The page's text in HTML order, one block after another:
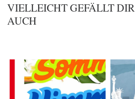
VIELLEICHT GEFÄLLT DIR
AUCH